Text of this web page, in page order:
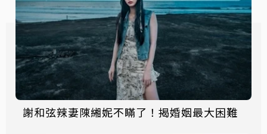
謝和弦辣妻陳緗妮不瞞了！揭婚姻最大困難